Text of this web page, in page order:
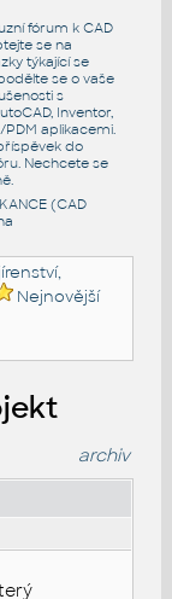
fórum k CAD
se na
týkající se
se o vaše
s
Inventor,
PDM aplikacemi.
do
. Nechcete se
.
(CAD
Nejnovější
archiv